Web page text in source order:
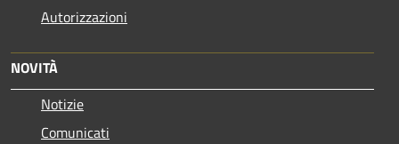
Autorizzazioni
NOVITÀ
Notizie
Comunicati